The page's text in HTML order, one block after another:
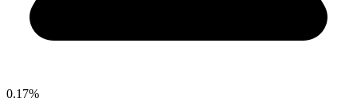
0.17%